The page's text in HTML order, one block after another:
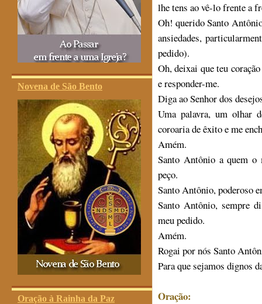
Novena de São Bento
Oração à Rainha da Paz
lhe tens ao vê-lo frente a
Oh! querido Santo
ansiedades,
pedido).
Oh, deixai que teu
e responder-me.
Diga ao Senhor dos
Uma palavra, um olhar
coroaria de êxito e me
Amém.
Santo Antônio a quem o
peço.
Santo Antônio, poderoso
Santo Antônio, sempre
meu pedido.
Amém.
Rogai por nós Santo
Para que sejamos dignos
Oração: